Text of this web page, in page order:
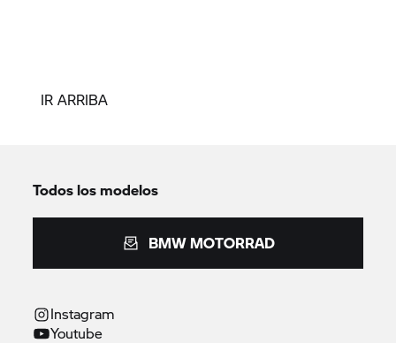
IR ARRIBA
Todos los modelos
BMW MOTORRAD
Instagram
Youtube